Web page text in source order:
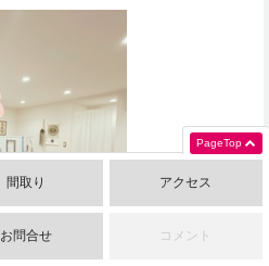
間取り アクセス
お問合せ コメント
PageTop